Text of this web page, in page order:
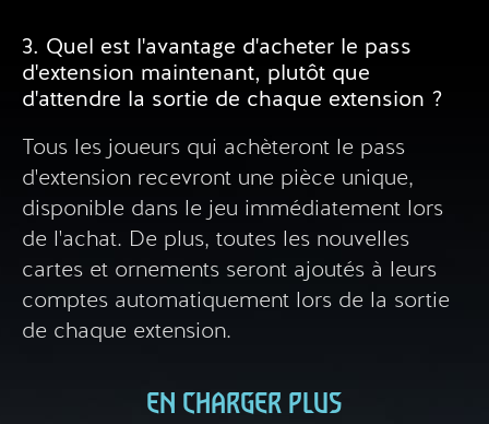
3. Quel est l'avantage d'acheter le pass
d'extension maintenant, plutôt que
d'attendre la sortie de chaque extension ?
Tous les joueurs qui achèteront le pass
d'extension recevront une pièce unique,
disponible dans le jeu immédiatement lors
de l'achat. De plus, toutes les nouvelles
cartes et ornements seront ajoutés à leurs
comptes automatiquement lors de la sortie
de chaque extension.
EN CHARGER PLUS